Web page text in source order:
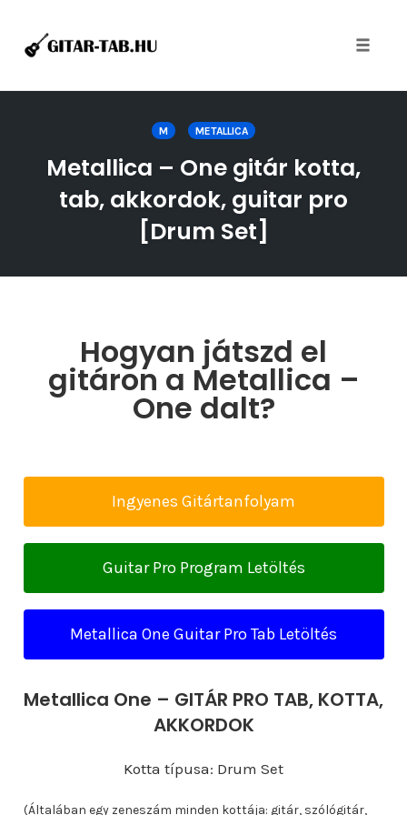
M METALLICA
Metallica – One gitár kotta,
tab, akkordok, guitar pro
[Drum Set]
Hogyan játszd el
gitáron a Metallica –
One dalt?
Ingyenes Gitártanfolyam
Guitar Pro Program Letöltés
Metallica One Guitar Pro Tab Letöltés
Metallica One – GITÁR PRO TAB, KOTTA,
AKKORDOK
Kotta típusa: Drum Set
(Általában egy zeneszám minden kottája: gitár, szólógitár,